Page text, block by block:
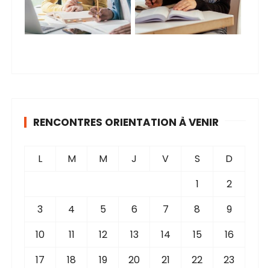
RENCONTRES ORIENTATION À VENIR
L M M J V S
D
1
2
3
4 5 6 7 8
9
10
11 12 13 14 15
16
17
18 19 20 21 22
23